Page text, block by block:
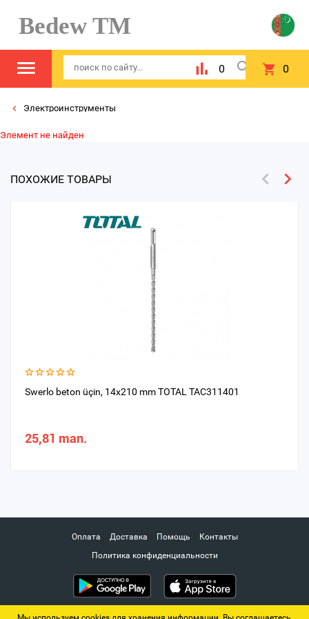
Bedew TM
0 0
Электроинструменты
Элемент не найден
ПОХОЖИЕ ТОВАРЫ
Swerlo beton üçin, 14х210 mm TOTAL TAC311401
25,81 man.
Оплата Доставка Помощь
Контакты
Политика конфиденциальности